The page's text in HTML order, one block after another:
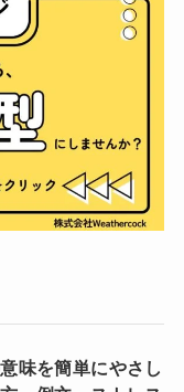
味を簡単にやさし